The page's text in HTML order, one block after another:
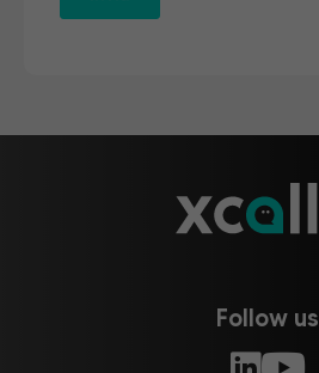
Follow us